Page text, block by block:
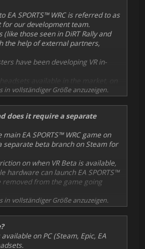
EA SPORTS™ WRC is referred to as
for our development team.
those seen in DiRT Rally and
the help of external partners,
have been developing VR in-
available in the market, on
specs in general, we
scenarios and
in vollständiger Größe anzuzeigen.
does it require a separate
EA SPORTS™ WRC game on
separate beta branch on Steam for
on when VR Beta is available,
hardware can launch EA SPORTS™
removed from the game going
to say that VR is in a fully
refer to it as VR Beta.
in vollständiger Größe anzuzeigen.
available on PC (Steam, Epic, EA